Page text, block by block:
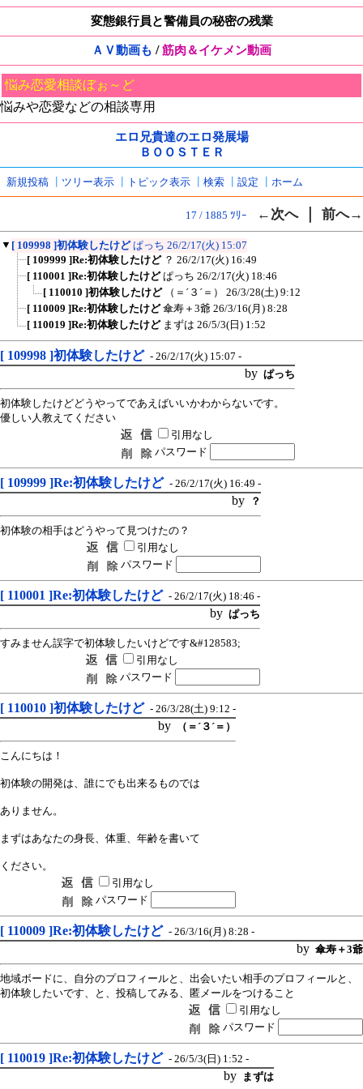
変態銀行員と警備員の秘密の残業
ＡＶ動画も /筋肉＆イケメン動画
悩み恋愛相談ぼぉ～ど
悩みや恋愛などの相談専用
エロ兄貴達のエロ発展場
ＢＯＯＳＴＥＲ
新規投稿 ツリー表示 トピック表示 検索 設定 ホーム
17 / 1885 ﾂﾘｰ ←次へ｜ 前へ→
▼ [ 109998 ]初体験したけど ぱっち 26/2/17(火) 15:07
[ 109999 ]Re:初体験したけど ？ 26/2/17(火) 16:49
[ 110001 ]Re:初体験したけど ぱっち 26/2/17(火) 18:46
[ 110010 ]初体験したけど
（＝´３´＝）
26/3/28(土) 9:12
[ 110009 ]Re:初体験したけど 傘寿＋3爺 26/3/16(月) 8:28
[ 110019 ]Re:初体験したけど まずは 26/5/3(日) 1:52
[ 109998 ]初体験したけど - 26/2/17(火) 15:07 -
by ぱっち
初体験したけどどうやってであえばいいかわからないです。
優しい人教えてください
引用なし
パスワード
[ 109999 ]Re:初体験したけど - 26/2/17(火) 16:49 -
by ？
初体験の相手はどうやって見つけたの？
引用なし
パスワード
[ 110001 ]Re:初体験したけど - 26/2/17(火) 18:46 -
by ぱっち
すみません誤字で初体験したいけどです&#128583;
引用なし
パスワード
[ 110010 ]初体験したけど - 26/3/28(土) 9:12 -
by （＝´３´＝）
こんにちは！
初体験の開発は、誰にでも出来るものでは
ありません。
まずはあなたの身長、体重、年齢を書いて
ください。
引用なし
パスワード
[ 110009 ]Re:初体験したけど - 26/3/16(月) 8:28 -
by 傘寿＋3爺
地域ボードに、自分のプロフィールと、出会いたい相手のプロフィールと、
初体験したいです、と、投稿してみる、匿メールをつけること
引用なし
パスワード
[ 110019 ]Re:初体験したけど - 26/5/3(日) 1:52 -
by まずは